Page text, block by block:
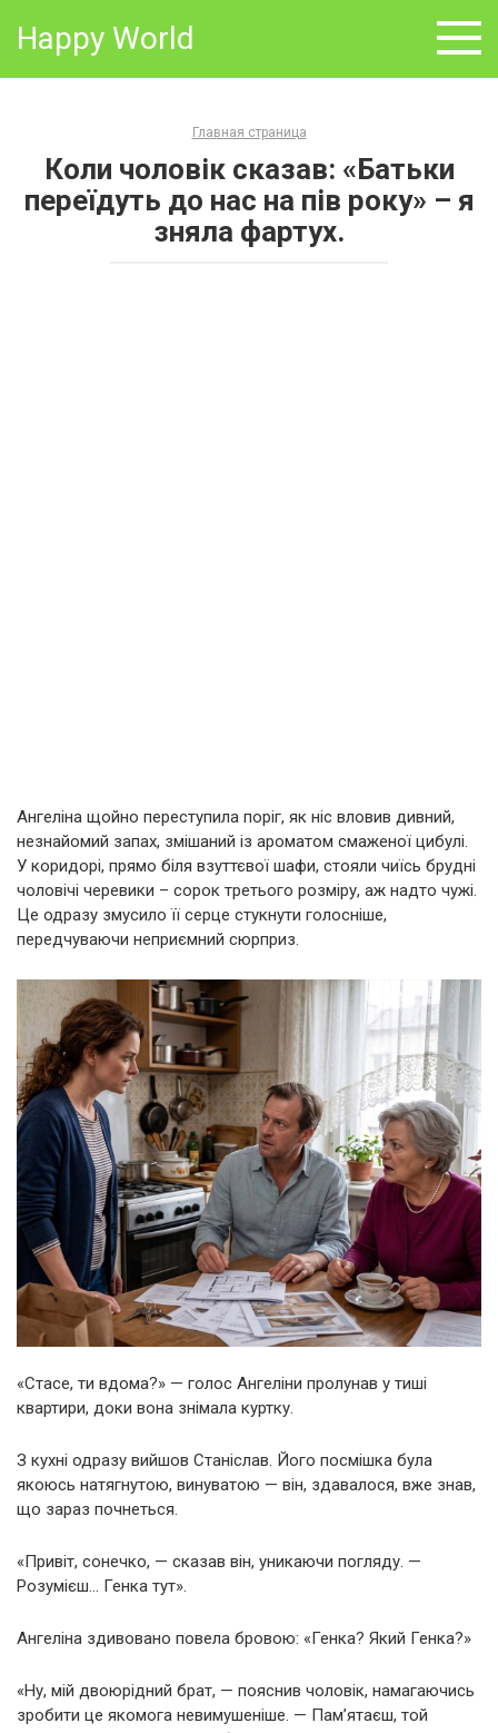
Happy World
Главная страница
Коли чоловік сказав: «Батьки
переїдуть до нас на пів року» – я
зняла фартух.
Ангеліна щойно переступила поріг, як ніс вловив дивний,
незнайомий запах, змішаний із ароматом смаженої цибулі.
У коридорі, прямо біля взуттєвої шафи, стояли чиїсь брудні
чоловічі черевики – сорок третього розміру, аж надто чужі.
Це одразу змусило її серце стукнути голосніше,
передчуваючи неприємний сюрприз.
«Стасе, ти вдома?» — голос Ангеліни пролунав у тиші
квартири, доки вона знімала куртку.
З кухні одразу вийшов Станіслав. Його посмішка була
якоюсь натягнутою, винуватою — він, здавалося, вже знав,
що зараз почнеться.
«Привіт, сонечко, — сказав він, уникаючи погляду. —
Розумієш… Генка тут».
Ангеліна здивовано повела бровою: «Генка? Який Генка?»
«Ну, мій двоюрідний брат, — пояснив чоловік, намагаючись
зробити це якомога невимушеніше. — Пам’ятаєш, той